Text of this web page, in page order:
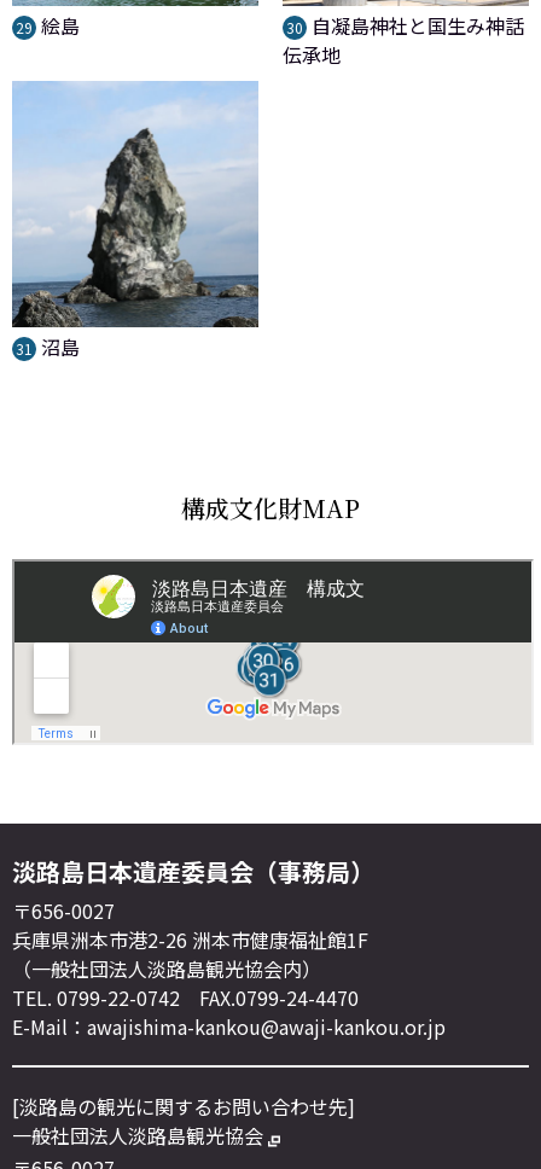
29 絵島 30 自凝島神社と国生み神話
伝承地
31 沼島
構成文化財MAP
淡路島日本遺産委員会（事務局）
〒656-0027
兵庫県洲本市港2-26 洲本市健康福祉館1F
（一般社団法人淡路島観光協会内）
TEL. 0799-22-0742 FAX.0799-24-4470
E-Mail：awajishima-kankou@awaji-kankou.or.jp
[淡路島の観光に関するお問い合わせ先]
一般社団法人淡路島観光協会